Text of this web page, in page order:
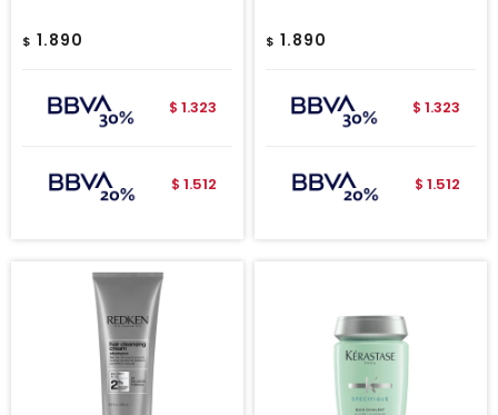
$ 1.890
$ 1.323
$ 1.512
$ 1.890
$ 1.323
$ 1.512